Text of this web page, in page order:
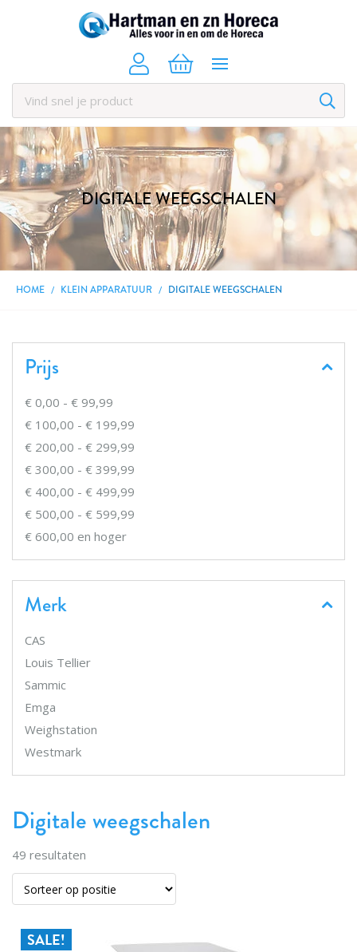
DIGITALE WEEGSCHALEN
HOME KLEIN APPARATUUR DIGITALE WEEGSCHALEN
Digitale weegschalen
49 resultaten
SALE!
Prijs
€ 0,00 - € 99,99
€ 100,00 - € 199,99
€ 200,00 - € 299,99
€ 300,00 - € 399,99
€ 400,00 - € 499,99
€ 500,00 - € 599,99
€ 600,00 en hoger
Merk
CAS
Louis Tellier
Sammic
Emga
Weighstation
Westmark